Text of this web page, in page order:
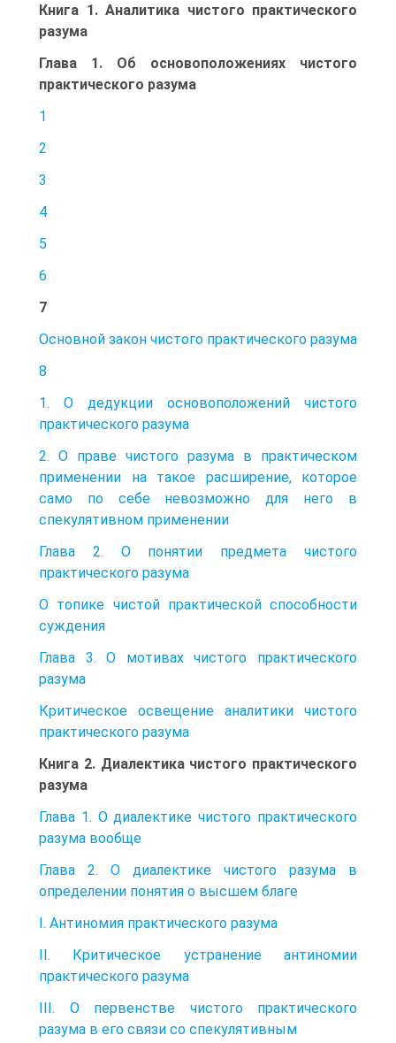
Книга 1. Аналитика чистого практического
разума
Глава 1. Об основоположениях чистого
практического разума
1
2
3
4
5
6
7
Основной закон чистого практического разума
8
1. О дедукции основоположений чистого
практического разума
2. О праве чистого разума в практическом
применении на такое расширение, которое
само по себе невозможно для него в
спекулятивном применении
Глава 2. О понятии предмета чистого
практического разума
О топике чистой практической способности
суждения
Глава 3. О мотивах чистого практического
разума
Критическое освещение аналитики чистого
практического разума
Книга 2. Диалектика чистого практического
разума
Глава 1. О диалектике чистого практического
разума вообще
Глава 2. О диалектике чистого разума в
определении понятия о высшем благе
I. Антиномия практического разума
II. Критическое устранение антиномии
практического разума
III. О первенстве чистого практического
разума в его связи со спекулятивным